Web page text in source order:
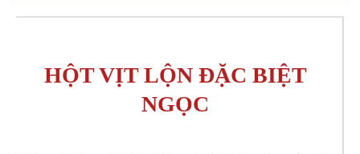
HỘT VỊT LỘN ĐẶC BIỆT
NGỌC